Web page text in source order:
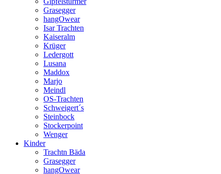
Grasegger
hangOwear
Isar Trachten
Kaiseralm
Krüger
Ledergott
Lusana
Maddox
Marjo
Meindl
OS-Trachten
Schweigert´s
Steinbock
Stockerpoint
Wenger
Kinder
Trachtn Bäda
Grasegger
hangOwear